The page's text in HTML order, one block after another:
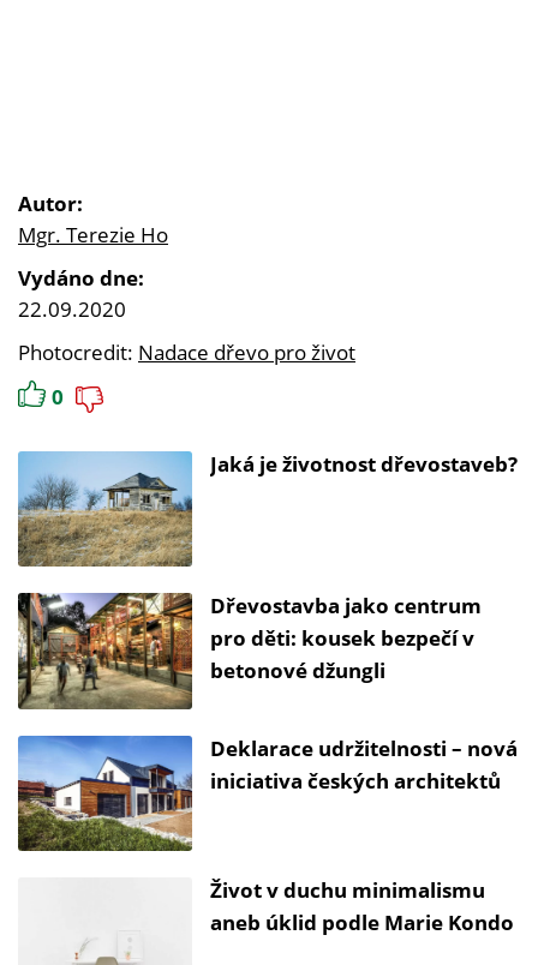
Autor:
Mgr. Terezie Ho
Vydáno dne:
22.09.2020
Photocredit: Nadace dřevo pro život
0
Jaká je životnost dřevostaveb?
Dřevostavba jako centrum
pro děti: kousek bezpečí v
betonové džungli
Deklarace udržitelnosti – nová
iniciativa českých architektů
Život v duchu minimalismu
aneb úklid podle Marie Kondo